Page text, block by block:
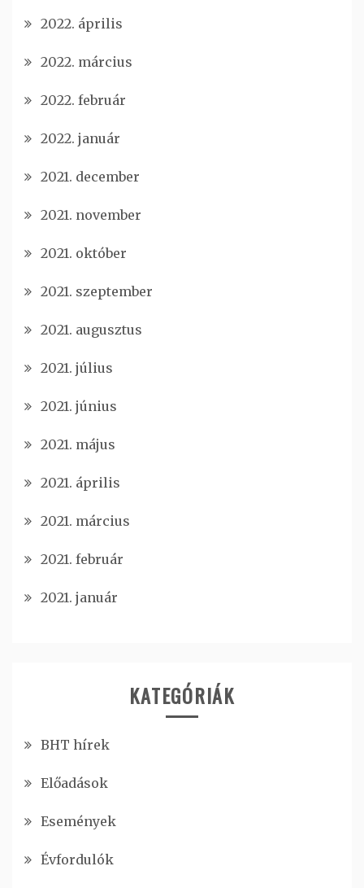
2022. április
2022. március
2022. február
2022. január
2021. december
2021. november
2021. október
2021. szeptember
2021. augusztus
2021. július
2021. június
2021. május
2021. április
2021. március
2021. február
2021. január
KATEGÓRIÁK
BHT hírek
Előadások
Események
Évfordulók